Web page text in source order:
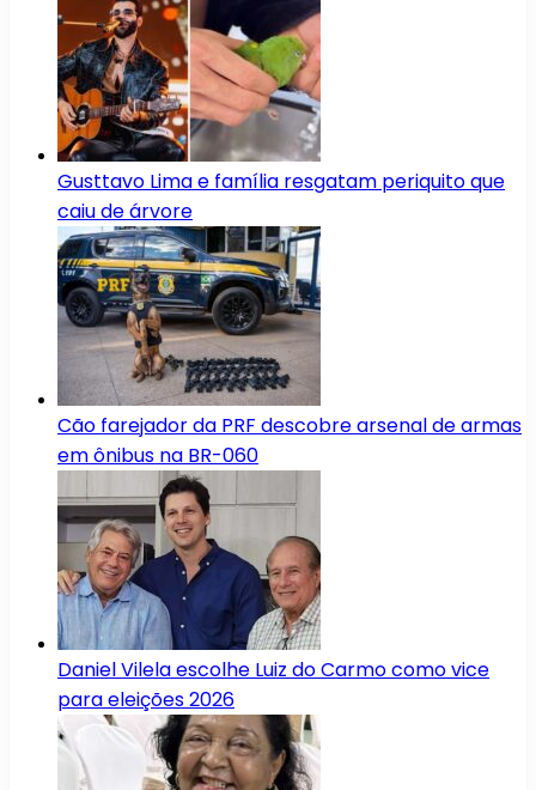
Gusttavo Lima e família resgatam periquito que
caiu de árvore
Cão farejador da PRF descobre arsenal de armas
em ônibus na BR-060
Daniel Vilela escolhe Luiz do Carmo como vice
para eleições 2026